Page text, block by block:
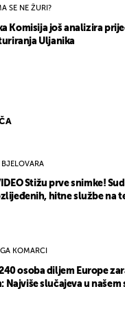
SE NE ŽURI?
Komisija još analizira
Uljanika
BJELOVARA
Stižu prve snimke!
hitne službe na
KOMARCI
osoba diljem Europe
Najviše slučajeva u našem